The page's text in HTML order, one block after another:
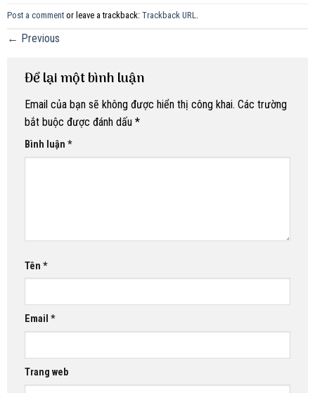
Post a comment or leave a trackback: Trackback URL.
← Previous
Để lại một bình luận
Email của bạn sẽ không được hiển thị công khai. Các trường
bắt buộc được đánh dấu *
Bình luận *
Tên *
Email *
Trang web